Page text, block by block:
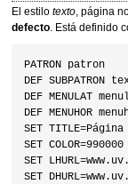
El estilo texto, página
defecto. Está definido
PATRON patron
DEF SUBPATRON
DEF MENULAT
DEF MENUHOR
SET
SET COLOR=990000
SET
SET